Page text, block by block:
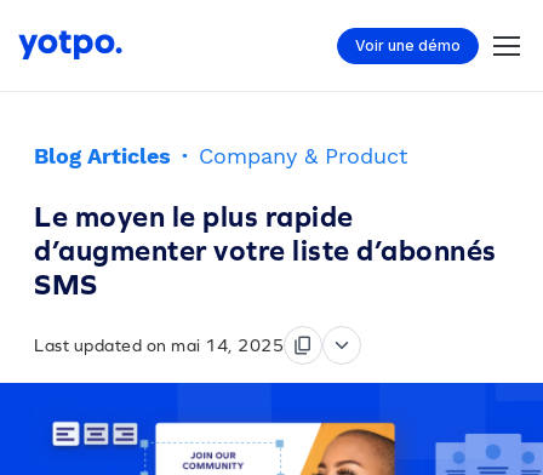
Voir une démo
Blog Articles · Company & Product
Le moyen le plus rapide
d’augmenter votre liste d’abonnés
SMS
Last updated on mai 14, 2025